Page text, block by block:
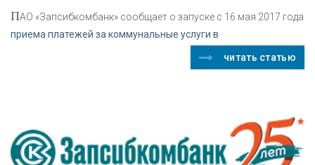
ПАО «Запсибкомбанк» сообщает о запуске с 16 мая 2017 года
приема платежей за коммунальные услуги в
читать статью